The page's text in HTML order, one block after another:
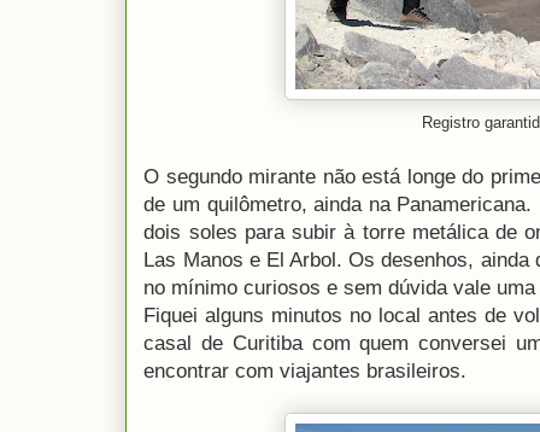
Registro
O segundo mirante não está longe do
de um quilômetro, ainda na
dois soles para subir à torre metálica de
Las Manos e El Arbol. Os desenhos,
no mínimo curiosos e sem dúvida vale
Fiquei alguns minutos no local antes de
casal de Curitiba com quem conversei
encontrar com viajantes brasileiros.